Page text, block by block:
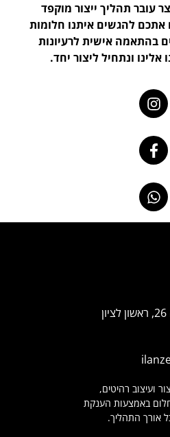
עובר תהליך ייצור מוקפד
אתכם להגשים איתנו חלומות
בהתאמה אישית לרעיונות
אלינו ונתחיל ליצור יחד.
ועיצוב רהיטים,
באמצעות הענקת
אורך התהליך.